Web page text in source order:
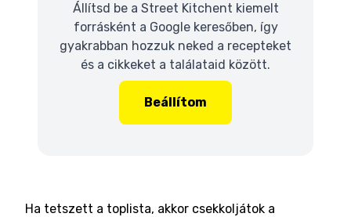
Állítsd be a Street Kitchent kiemelt
forrásként a Google keresőben, így
gyakrabban hozzuk neked a recepteket
és a cikkeket a találataid között.
Beállítom
Ha tetszett a toplista, akkor csekkoljátok a